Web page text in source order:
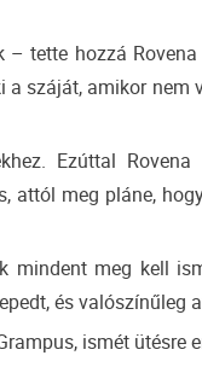
tette hozzá
száját, amikor nem
Ezúttal
meg pláne,
mindent meg kell
és valószínűleg
ismét ütésre